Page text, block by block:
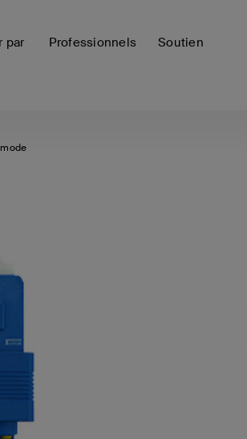
par Professionnels Soutien